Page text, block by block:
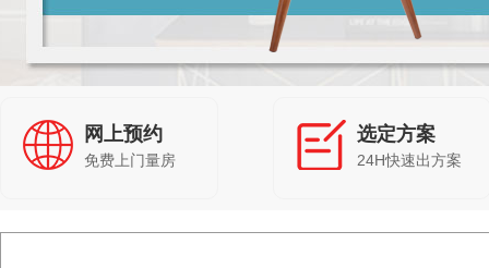
网上预约
免费上门量房
选定方案
24H快速出方案